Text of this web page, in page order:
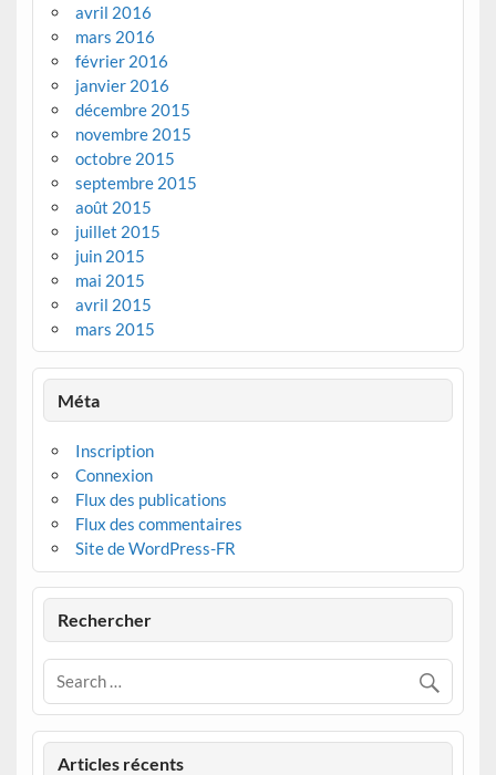
avril 2016
mars 2016
février 2016
janvier 2016
décembre 2015
novembre 2015
octobre 2015
septembre 2015
août 2015
juillet 2015
juin 2015
mai 2015
avril 2015
mars 2015
Méta
Inscription
Connexion
Flux des publications
Flux des commentaires
Site de WordPress-FR
Rechercher
Articles récents